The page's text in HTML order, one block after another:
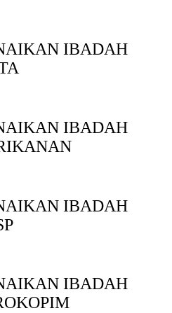
IBADAH
IBADAH
IBADAH
IBADAH